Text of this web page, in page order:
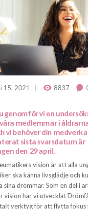
15, 2021 8837
genomför vi en
medlemmar i
vi behöver din
sista svarsdatum är
den 29 april.
vision är att alla
ska känna livsglädje och
sina drömmar. Som en del i
vision har vi utvecklat
verktyg för att flytta fokus